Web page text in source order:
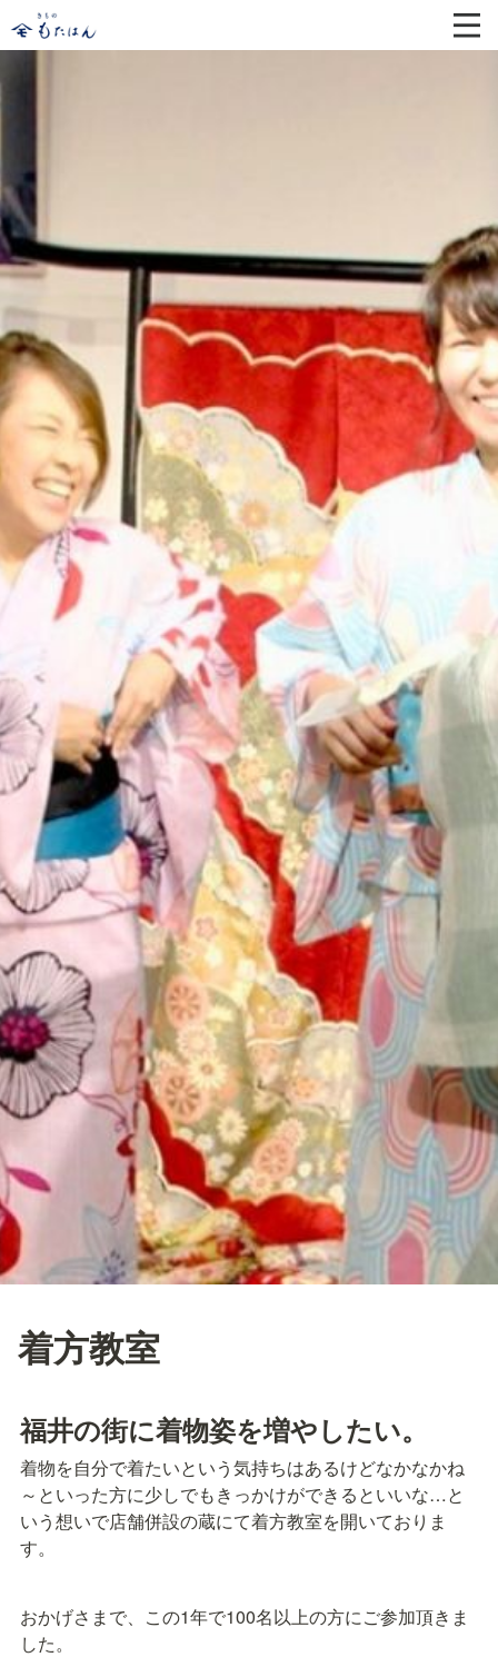
着方教室
福井の街に着物姿を増やしたい。
着物を自分で着たいという気持ちはあるけどなかなかね
～といった方に少しでもきっかけができるといいな…と
いう想いで店舗併設の蔵にて着方教室を開いておりま
す。
おかげさまで、この1年で100名以上の方にご参加頂きま
した。